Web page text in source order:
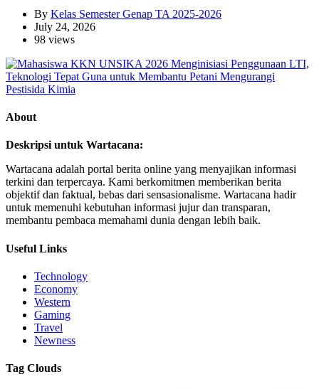
By Kelas Semester Genap TA 2025-2026
July 24, 2026
98 views
About
Deskripsi untuk Wartacana:
Wartacana adalah portal berita online yang menyajikan informasi
terkini dan terpercaya. Kami berkomitmen memberikan berita
objektif dan faktual, bebas dari sensasionalisme. Wartacana hadir
untuk memenuhi kebutuhan informasi jujur dan transparan,
membantu pembaca memahami dunia dengan lebih baik.
Useful Links
Technology
Economy
Western
Gaming
Travel
Newness
Tag Clouds